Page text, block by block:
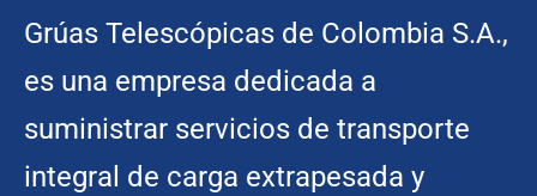
Grúas Telescópicas de Colombia S.A.,
es una empresa dedicada a
suministrar servicios de transporte
integral de carga extrapesada y